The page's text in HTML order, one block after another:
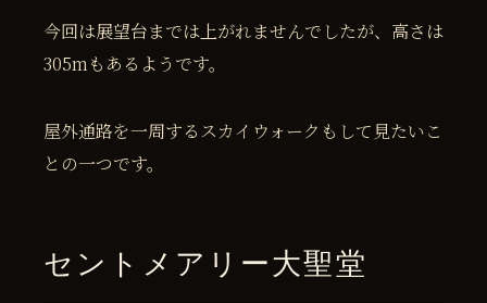
今回は展望台までは上がれませんでしたが、高さは
305mもあるようです。
屋外通路を一周するスカイウォークもして見たいこ
との一つです。
セントメアリー大聖堂